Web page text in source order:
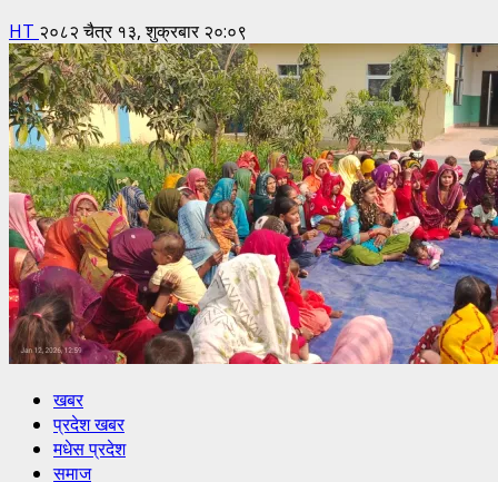
HT २०८२ चैत्र १३, शुक्रबार २०:०९
खबर
प्रदेश खबर
मधेस प्रदेश
समाज